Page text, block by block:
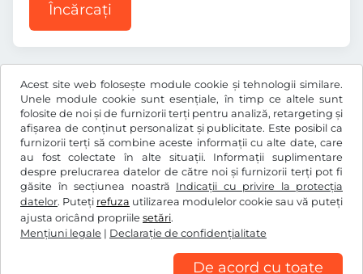
Acest site web folosește module cookie și tehnologii similare.
Unele module cookie sunt esențiale, în timp ce altele sunt
folosite de noi și de furnizorii terți pentru analiză, retargeting și
afișarea de conținut personalizat și publicitate. Este posibil ca
furnizorii terți să combine aceste informații cu alte date, care
au fost colectate în alte situații. Informații suplimentare
despre prelucrarea datelor de către noi și furnizorii terți pot fi
găsite în secțiunea noastră Indicații cu privire la protecția
datelor. Puteți refuza utilizarea modulelor cookie sau vă puteți
ajusta oricând propriile setări.
Mențiuni legale | Declaraţie de confidențialitate
De acord cu toate
Încărcați
£GBP
Facebook Instagram
Termeni generali şi condiţii / drept de retragere
Declaraţie de confidențialitate
Setări cookie